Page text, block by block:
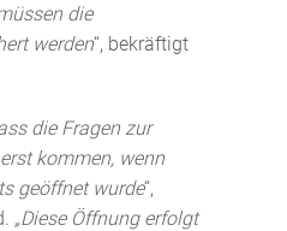
die
werden“, bekräftigt
die Fragen zur
kommen, wenn
geöffnet wurde“,
„Diese Öffnung erfolgt